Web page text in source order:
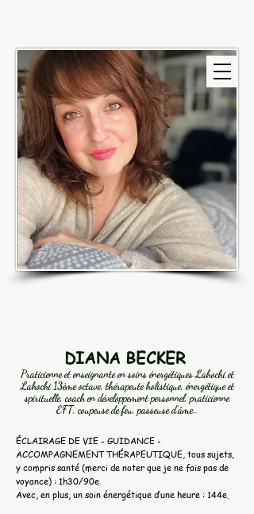
​DIANA BECKER
Praticienne et enseignante en soins énergétiques Lahochi et
Lahochi 13ème octave, thérapeute holistique, énergétique et
spirituelle, coach en développement personnel, praticienne
EFT, coupeuse de feu, passeuse d’âme..
ÉCLAIRAGE DE VIE - GUIDANCE -
ACCOMPAGNEMENT THÉRAPEUTIQUE, tous sujets,
y compris santé (merci de noter que je ne fais pas de
voyance) : 1h30/90e.
Avec, en plus, un soin énergétique d’une heure : 144e.